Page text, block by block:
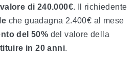
valore di 240.000€. Il richiedente
che guadagna 2.400€ al mese
del 50% del valore della
in 20 anni.